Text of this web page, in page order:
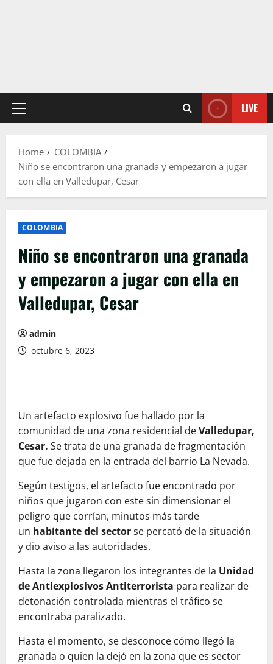
Primary
LIVE
Home
COLOMBIA
Niño se encontraron una granada y empezaron a jugar
con ella en Valledupar, Cesar
COLOMBIA
Niño se encontraron una granada
y empezaron a jugar con ella en
Valledupar, Cesar
admin
octubre 6, 2023
Un artefacto explosivo fue hallado por la
comunidad de una zona residencial deValledupar,
Cesar. Se trata de una granada de fragmentación
que fue dejada en la entrada del barrio La Nevada.
Según testigos, el artefacto fue encontrado por
niños que jugaron con este sin dimensionar el
peligro que corrían, minutos más tarde
un habitante del sectorse percató de la situación
y dio aviso a las autoridades.
Hasta la zona llegaron los integrantes de la Unidad
de Antiexplosivos Antiterrorista para realizar de
detonación controlada mientras el tráfico se
encontraba paralizado.
Hasta el momento, se desconoce cómo llegó la
granada o quien la dejó en la zona que es sector